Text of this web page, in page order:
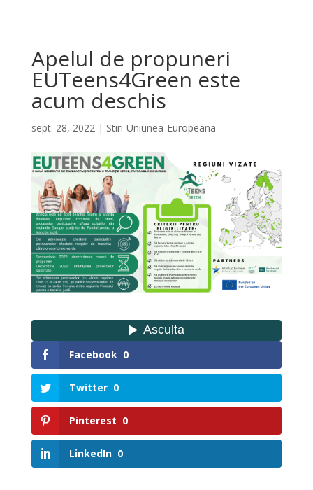
Apelul de propuneri
EUTeens4Green este
acum deschis
sept. 28, 2022| Stiri-Uniunea-Europeana
Facebook 0
Twitter 0
Pinterest 0
LinkedIn 0